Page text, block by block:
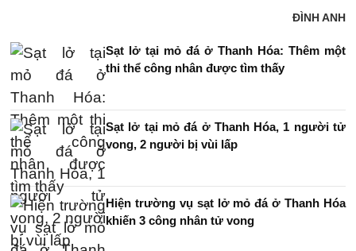
ĐÌNH ANH
Sạt lở tại mỏ đá ở Thanh Hóa: Thêm một
thi thể công nhân được tìm thấy
Sạt lở tại mỏ đá ở Thanh Hóa, 1 người tử
vong, 2 người bị vùi lấp
Hiện trường vụ sạt lở mỏ đá ở Thanh Hóa
khiến 3 công nhân tử vong